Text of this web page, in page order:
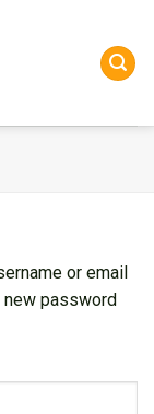
or email
new password